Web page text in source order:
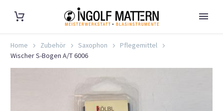
Home Zubehör Saxophon
Pflegemittel
Wischer S-Bogen A/T 6006